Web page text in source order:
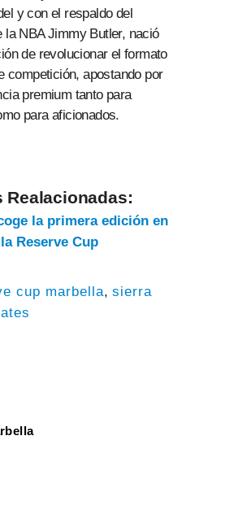
y con el respaldo del
la NBA Jimmy Butler, nació
de revolucionar el formato
competición, apostando por
premium tanto para
para aficionados.
Realacionadas:
la primera edición en
Reserve Cup
cup marbella, sierra